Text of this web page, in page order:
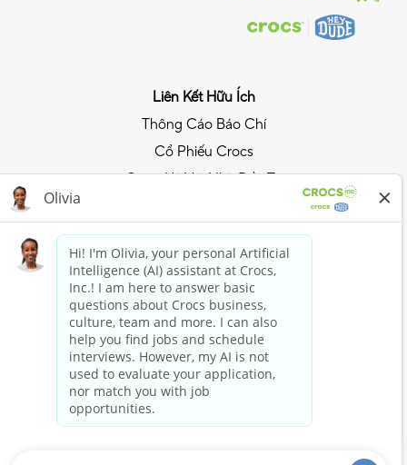
Liên Kết Hữu Ích
Thông Cáo Báo Chí
Cổ Phiếu Crocs
Quan Hệ Với Nhà Đầu Tư
Trải Nghiệm Phong Cách Crocs
Tham Gia Câu Lạc Bộ Crocs
Mua Ngay
Mua sắm với Crocs
Mua sắm với HEYDUDE
Giữ Kết Nối